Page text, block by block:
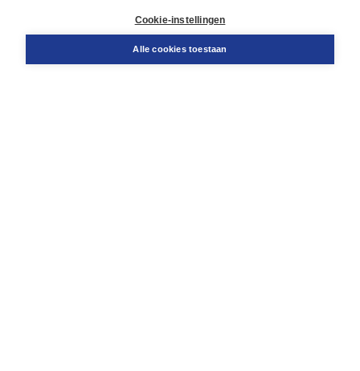
Bestellen
Cookie-instellingen
Alle cookies toestaan